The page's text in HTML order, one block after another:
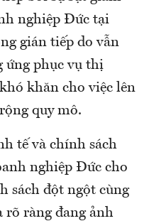
nghiệp Đức tại
gián tiếp do vẫn
ứng phục vụ thị
khăn cho việc lên
quy mô.
tế và chính sách
nghiệp Đức cho
sách đột ngột cùng
rõ ràng đang ảnh